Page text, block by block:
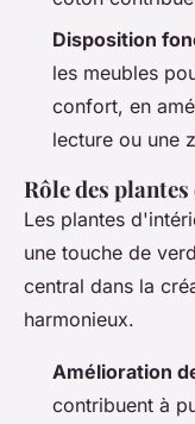
Disposition
les meubles
confort, en
lecture ou une
Rôle des
Les plantes
une touche de
central dans la
harmonieux.
Amélioration
contribuent à